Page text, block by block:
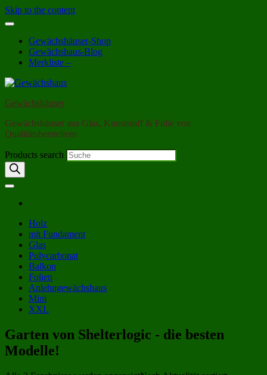
Skip to the content
Gewächshäuser-Shop
Gewächshaus-Blog
Merkliste –
Gewächshäuser
Gewächshäuser aus Glas, Kunststoff & Folie von
Qualitätsherstellern
Products search
Holz
mit Fundament
Glas
Polycarbonat
Balkon
Folien
Anlehngewächshaus
Mini
XXL
Garten von Shelterlogic - die besten
Modelle!